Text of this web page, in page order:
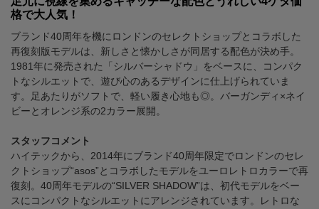
格で大人気！
ブランド40周年を機にロンドンのセレクトショップとコラボした
再復刻版モデルは、新しさと懐かしさが同居する配色が決め手。
1981年に発売された「シルバーシャドウ」をベースに、コンパク
トなシルエットで、遊び心のあるデザインに仕上げられていま
す。足あたりがソフトで、軽い履き心地も◎。バーガンディ×ネイ
ビーとオレンジ系の2カラー展開。
スタッフコメント
ハイテックから、2014年にブランド40周年限定でロンドンのセレ
クトショップ“asos”とコラボしたモデルをユーロレトロカラーで再
復刻。40周年モデルの“SILVER SHADOW”は、初代モデルをベー
スにコンパクトなシルエットにアレンジされています。レトロな